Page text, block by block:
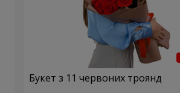
Букет з 11 червоних троянд